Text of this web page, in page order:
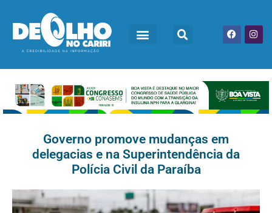
Governo promove mudanças em
delegacias e na Superintendência da
Polícia Civil da Paraíba